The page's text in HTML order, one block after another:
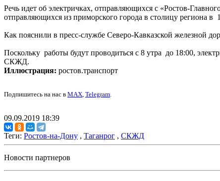
Речь идет об электричках, отправляющихся с «Ростов-
отправляющихся из приморского города в столицу региона
Как пояснили в пресс-службе Северо-Кавказской железной
Поскольку работы будут проводиться с 8 утра до 18:00,
СКЖД.
Иллюстрация: ростов.транспорт
Подпишитесь на нас в MAX, Telegram.
09.09.2019 18:39
Теги: Ростов-на-Дону , Таганрог , СКЖД
Новости партнеров